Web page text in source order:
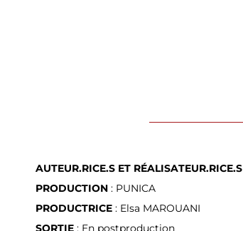
AUTEUR.RICE.S ET RÉALISATEUR.RICE.S
PRODUCTION : PUNICA
PRODUCTRICE : Elsa MAROUANI
SORTIE : En postproduction